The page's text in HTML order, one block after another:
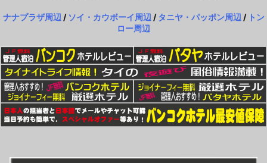
ナナプラザ周辺 / ソイ・カウボーイ周辺 /タニヤ・パッポン周辺 / トン
ロー周辺